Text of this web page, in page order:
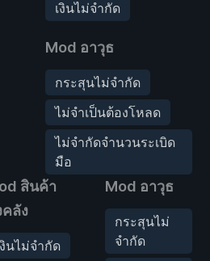
เงินไม่จำกัด
Mod อาวุธ
กระสุนไม่จำกัด
ไม่จำเป็นต้องโหลด
ไม่จำกัดจำนวนระเบิด
มือ
สินค้า
คลัง
งินไม่จำกัด
Mod อาวุธ
กระสุนไม่
จำกัด